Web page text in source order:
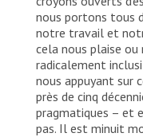
nous portons tous
notre travail et
cela nous plaise ou
radicalement
nous appuyant sur
près de cinq
pragmatiques – et
pas. Il est minuit